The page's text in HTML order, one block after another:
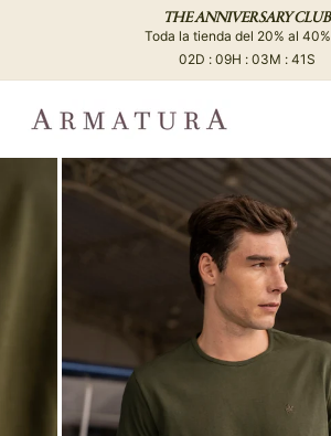
contenido
pausa
THE ANNIVERSARY CLUB
Toda la tienda del 20% al
02D : 09H : 03M : 40S